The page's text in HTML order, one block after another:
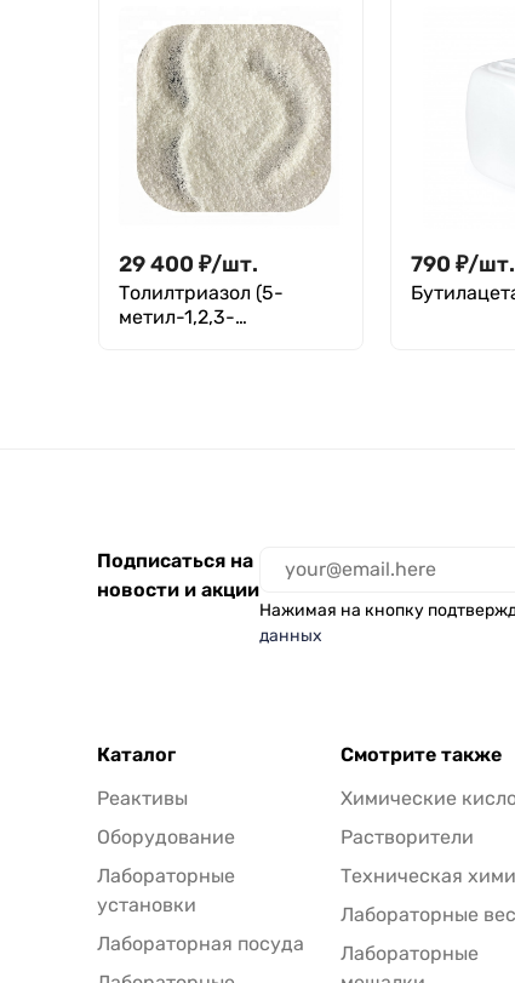
29 400 ₽/шт.
Толилтриазол (5-
метил-1,2,3-
790 ₽/шт.
Подписаться на
новости и акции
Нажимая на кнопку
данных
Каталог
Реактивы
Оборудование
Лабораторные
установки
Лабораторная посуда
Смотрите также
Химические
Растворители
Техническая
Лабораторные
Лабораторные